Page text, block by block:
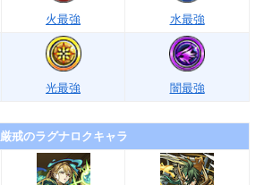
火最強 水最強
光最強 闇最強
厳戒のラグナロクキャラ